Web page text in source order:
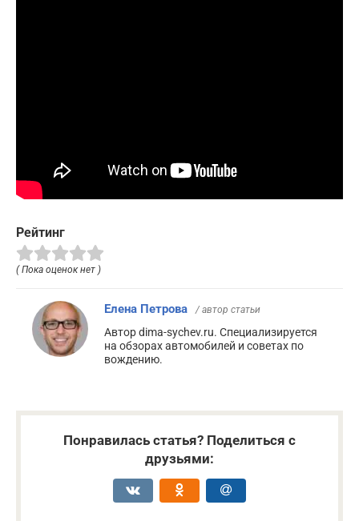
Рейтинг
( Пока оценок нет )
Елена Петрова / автор статьи
Автор dima-sychev.ru. Специализируется
на обзорах автомобилей и советах по
вождению.
Понравилась статья? Поделиться с
друзьями: